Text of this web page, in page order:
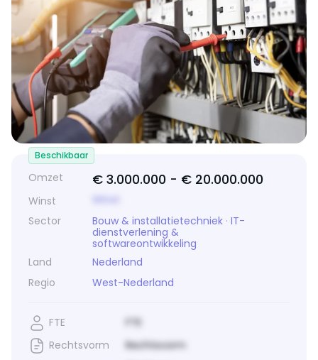
Omzet € 3.000.000 - € 20.000.000
Winst
Sector
Bouw & installatietechniek · IT-
dienstverlening &
softwareontwikkeling
Land
Nederland
Regio
West-Nederland
Beschikbaar
FTE
FTE
Rechtsvorm
Rechtsvorm